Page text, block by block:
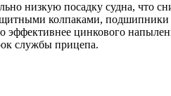
низкую посадку судна, что
колпаками, подшипники
эффективнее цинкового
службы прицепа.